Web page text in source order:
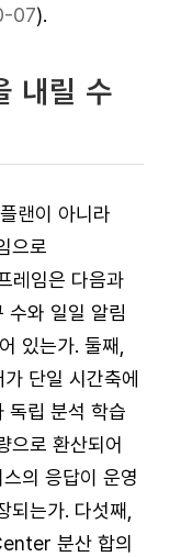
07).
내릴 수
랜이 아니라
으로
레임은 다음과
수와 일일 알림
있는가. 둘째,
단일 시간축에
독립 분석 학습
으로 환산되어
의 응답이 운영
는가. 다섯째,
분산 합의